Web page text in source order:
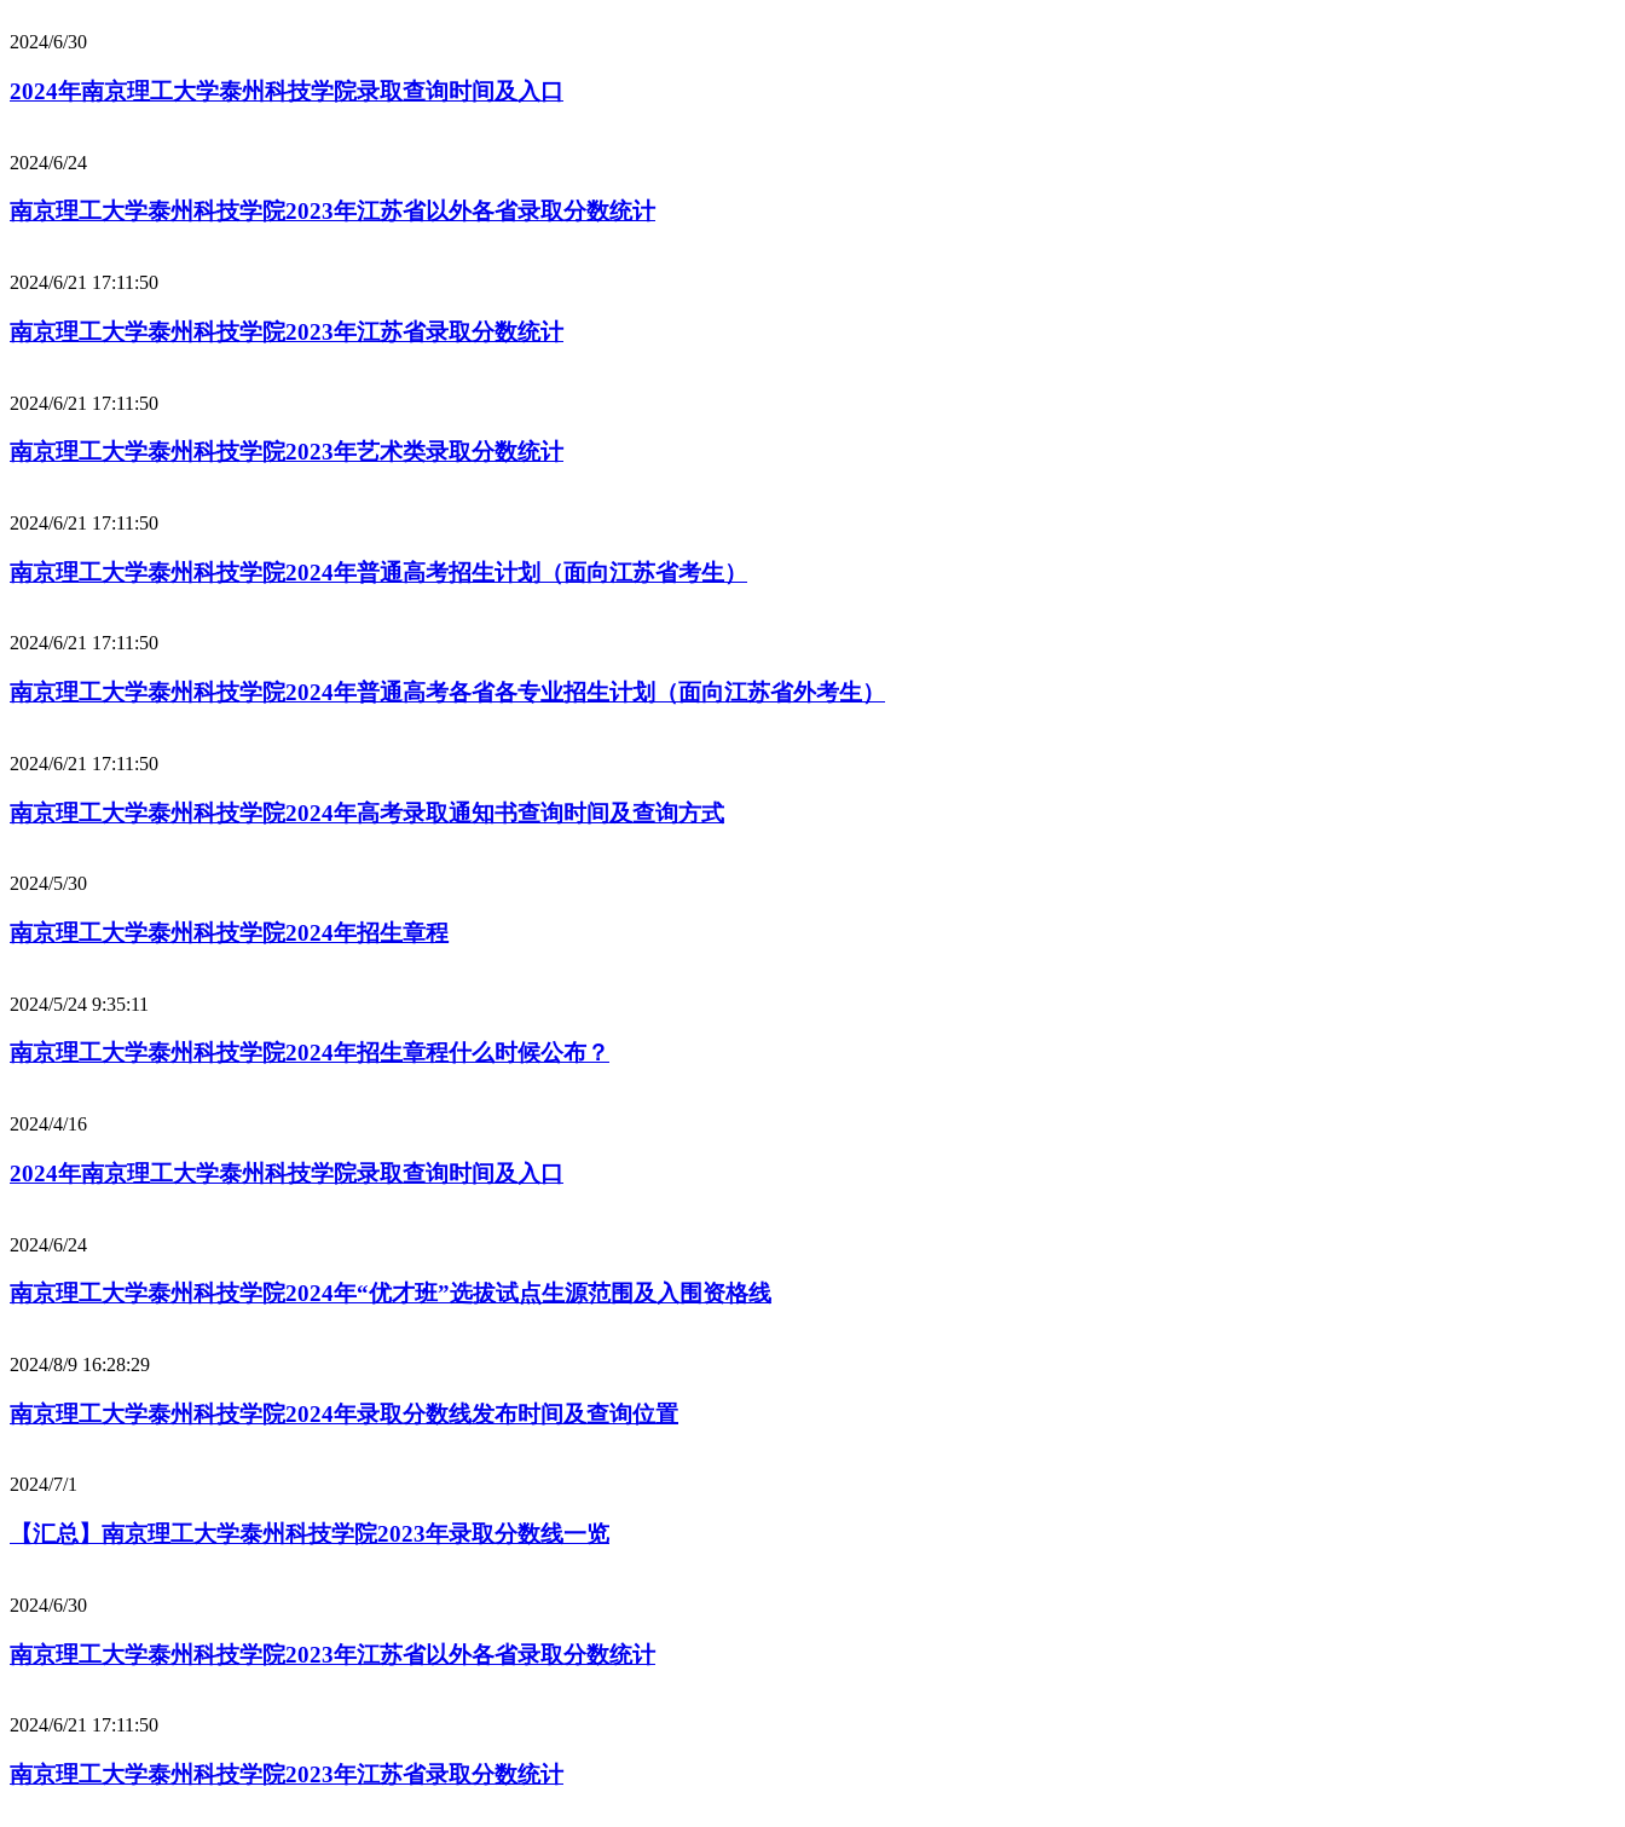
2024/6/30
2024年南京理工大学泰州科技学院录取查询时间及入口
2024/6/24
南京理工大学泰州科技学院2023年江苏省以外各省录取分数统计
2024/6/21 17:11:50
南京理工大学泰州科技学院2023年江苏省录取分数统计
2024/6/21 17:11:50
南京理工大学泰州科技学院2023年艺术类录取分数统计
2024/6/21 17:11:50
南京理工大学泰州科技学院2024年普通高考招生计划（面向江苏省考生）
2024/6/21 17:11:50
南京理工大学泰州科技学院2024年普通高考各省各专业招生计划（面向江苏省外考生）
2024/6/21 17:11:50
南京理工大学泰州科技学院2024年高考录取通知书查询时间及查询方式
2024/5/30
南京理工大学泰州科技学院2024年招生章程
2024/5/24 9:35:11
南京理工大学泰州科技学院2024年招生章程什么时候公布？
2024/4/16
2024年南京理工大学泰州科技学院录取查询时间及入口
2024/6/24
南京理工大学泰州科技学院2024年“优才班”选拔试点生源范围及入围资格线
2024/8/9 16:28:29
南京理工大学泰州科技学院2024年录取分数线发布时间及查询位置
2024/7/1
【汇总】南京理工大学泰州科技学院2023年录取分数线一览
2024/6/30
南京理工大学泰州科技学院2023年江苏省以外各省录取分数统计
2024/6/21 17:11:50
南京理工大学泰州科技学院2023年江苏省录取分数统计